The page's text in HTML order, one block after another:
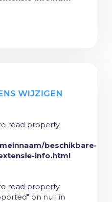
WIJZIGEN
read property
beschikbare-
info.html
read property
on null in